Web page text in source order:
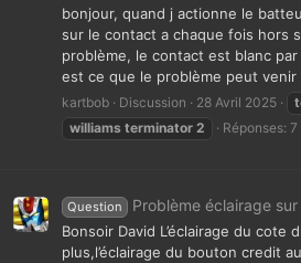
bonjour, quand j actionne le
sur le contact a chaque fois hors
problème, le contact est blanc
est ce que le problème peut venir
kartbob Discussion 28 Avril 2025
williams terminator 2 Réponses: 7
Question Problème éclairage
Bonsoir David L’éclairage du cote
plus,l’éclairage du bouton credit